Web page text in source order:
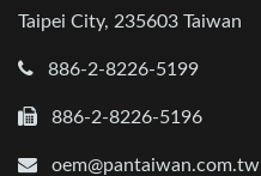
Taipei City, 235603 Taiwan
886-2-8226-5199
886-2-8226-5196
oem@pantaiwan.com.tw